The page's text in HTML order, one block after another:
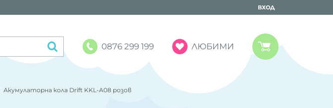
ВХОД
0876 299 199 ЛЮБИМИ
Акумулаторна кола Drift KKL-A08 розов